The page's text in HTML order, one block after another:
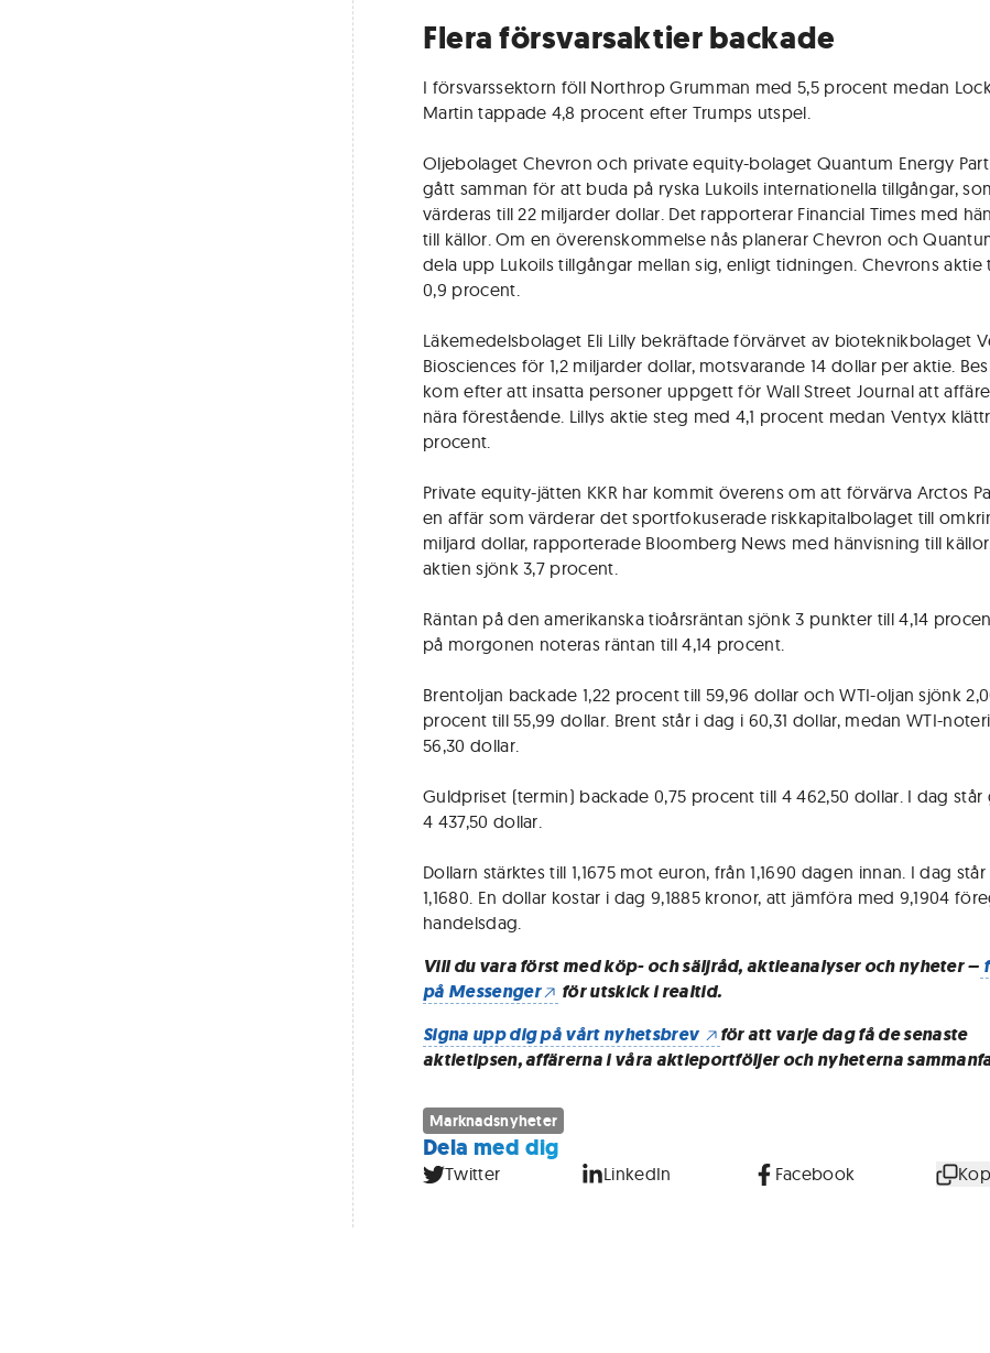
Flera försvarsaktier backade
I försvarssektorn föll Northrop Grumman med 5,5 procent medan
Martin tappade 4,8 procent efter Trumps utspel.
Oljebolaget Chevron och private equity-bolaget Quantum Energy
gått samman för att buda på ryska Lukoils internationella tillgångar,
värderas till 22 miljarder dollar. Det rapporterar Financial Times med
till källor. Om en överenskommelse nås planerar Chevron och
dela upp Lukoils tillgångar mellan sig, enligt tidningen. Chevrons aktie
0,9 procent.
Läkemedelsbolaget Eli Lilly bekräftade förvärvet av bioteknikbolaget
Biosciences för 1,2 miljarder dollar, motsvarande 14 dollar per aktie.
kom efter att insatta personer uppgett för Wall Street Journal att
nära förestående. Lillys aktie steg med 4,1 procent medan Ventyx
procent.
Private equity-jätten KKR har kommit överens om att förvärva Arctos
en affär som värderar det sportfokuserade riskkapitalbolaget till
miljard dollar, rapporterade Bloomberg News med hänvisning till
aktien sjönk 3,7 procent.
Räntan på den amerikanska tioårsräntan sjönk 3 punkter till 4,14
på morgonen noteras räntan till 4,14 procent.
Brentoljan backade 1,22 procent till 59,96 dollar och WTI-oljan sjönk
procent till 55,99 dollar. Brent står i dag i 60,31 dollar, medan WTI-
56,30 dollar.
Guldpriset (termin) backade 0,75 procent till 4 462,50 dollar. I dag står
4 437,50 dollar.
Dollarn stärktes till 1,1675 mot euron, från 1,1690 dagen innan. I dag
1,1680. En dollar kostar i dag 9,1885 kronor, att jämföra med 9,1904
handelsdag.
Vill du vara först med köp- och säljråd, aktieanalyser och nyheter –
på Messenger
för utskick i realtid.
Signa upp dig på vårt nyhetsbrev
för att varje dag få de senaste
aktietipsen, affärerna i våra aktieportföljer och nyheterna
Marknadsnyheter
Dela med dig
Twitter LinkedIn Facebook